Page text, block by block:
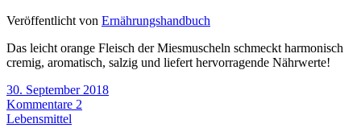
Veröffentlicht von Ernährungshandbuch
Das leicht orange Fleisch der Miesmuscheln schmeckt harmonisch
cremig, aromatisch, salzig und liefert hervorragende Nährwerte!
30. September 2018
Kommentare 2
Lebensmittel